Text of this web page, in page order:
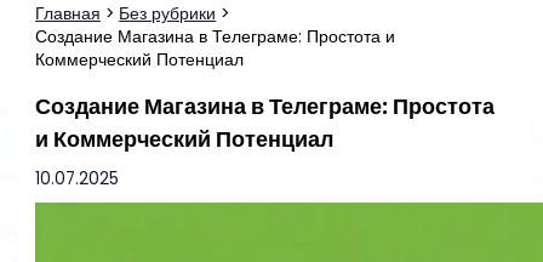
Главная
Без рубрики
Создание Магазина в Телеграме: Простота и
Коммерческий Потенциал
Создание Магазина в Телеграме: Простота
и Коммерческий Потенциал
10.07.2025